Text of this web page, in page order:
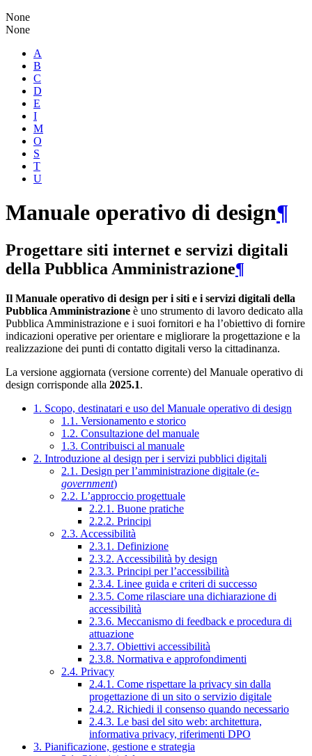
None
None
A
B
C
D
E
I
M
O
S
T
U
Manuale operativo di design¶
Progettare siti internet e servizi digitali
della Pubblica Amministrazione¶
Il Manuale operativo di design per i siti e i servizi digitali della
Pubblica Amministrazione è uno strumento di lavoro dedicato alla
Pubblica Amministrazione e i suoi fornitori e ha l’obiettivo di fornire
indicazioni operative per orientare e migliorare la progettazione e la
realizzazione dei punti di contatto digitali verso la cittadinanza.
La versione aggiornata (versione corrente) del Manuale operativo di
design corrisponde alla 2025.1.
1. Scopo, destinatari e uso del Manuale operativo di design
1.1. Versionamento e storico
1.2. Consultazione del manuale
1.3. Contribuisci al manuale
2. Introduzione al design per i servizi pubblici digitali
2.1. Design per l’amministrazione digitale (e-
government)
2.2. L’approccio progettuale
2.2.1. Buone pratiche
2.2.2. Principi
2.3. Accessibilità
2.3.1. Definizione
2.3.2. Accessibilità by design
2.3.3. Principi per l’accessibilità
2.3.4. Linee guida e criteri di successo
2.3.5. Come rilasciare una dichiarazione di
accessibilità
2.3.6. Meccanismo di feedback e procedura di
attuazione
2.3.7. Obiettivi accessibilità
2.3.8. Normativa e approfondimenti
2.4. Privacy
2.4.1. Come rispettare la privacy sin dalla
progettazione di un sito o servizio digitale
2.4.2. Richiedi il consenso quando necessario
2.4.3. Le basi del sito web: architettura,
informativa privacy, riferimenti DPO
3. Pianificazione, gestione e strategia